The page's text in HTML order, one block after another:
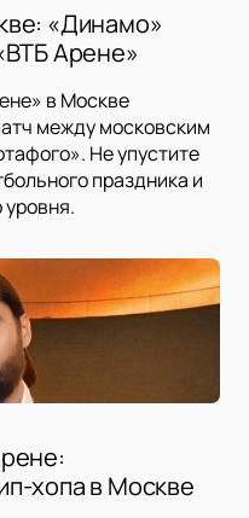
«Динамо»
Арене»
в Москве
между московским
Не упустите
праздника и
хопа в Москве